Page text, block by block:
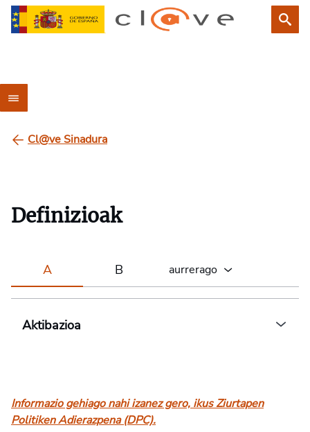
Cl@ve Sinadura
Definizioak
A B aurrerago
Aktibazioa
Informazio gehiago nahi izanez gero, ikus Ziurtapen
Politiken Adierazpena (DPC).